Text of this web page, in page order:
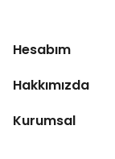
Hesabım
Hakkımızda
Kurumsal